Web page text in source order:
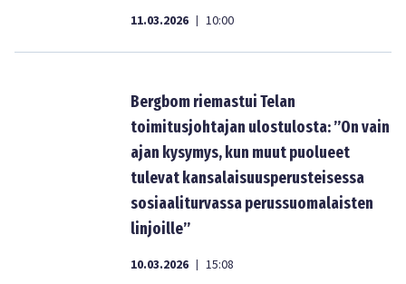
11.03.2026 | 10:00
Bergbom riemastui Telan
toimitusjohtajan ulostulosta: ”On vain
ajan kysymys, kun muut puolueet
tulevat kansalaisuusperusteisessa
sosiaaliturvassa perussuomalaisten
linjoille”
10.03.2026 | 15:08